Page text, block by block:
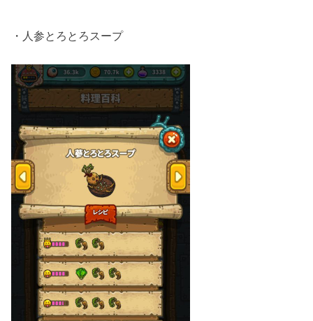
・人参とろとろスープ